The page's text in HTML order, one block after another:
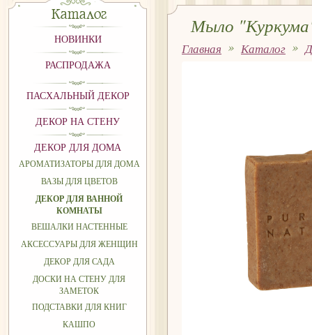
Каталог
НОВИНКИ
РАСПРОДАЖА
ПАСХАЛЬНЫЙ ДЕКОР
ДЕКОР НА СТЕНУ
ДЕКОР ДЛЯ ДОМА
АРОМАТИЗАТОРЫ ДЛЯ ДОМА
ВАЗЫ ДЛЯ ЦВЕТОВ
ДЕКОР ДЛЯ ВАННОЙ
КОМНАТЫ
ВЕШАЛКИ НАСТЕННЫЕ
АКСЕССУАРЫ ДЛЯ ЖЕНЩИН
ДЕКОР ДЛЯ САДА
ДОСКИ НА СТЕНУ ДЛЯ
ЗАМЕТОК
ПОДСТАВКИ ДЛЯ КНИГ
КАШПО
Мыло
Главная Каталог